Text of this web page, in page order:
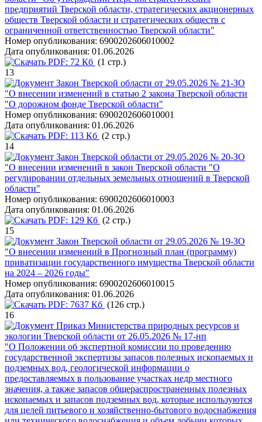
предприятий Тверской области, стратегических акционерных
обществ Тверской области и стратегических обществ с
ограниченной ответственностью Тверской области"
Номер опубликования: 6900202606010002
Дата опубликования: 01.06.2026
PDF: 72 Кб (1 стр.)
13
Закон Тверской области от 29.05.2026 № 21-ЗО
"О внесении изменений в статью 2 закона Тверской области
"О дорожном фонде Тверской области"
Номер опубликования: 6900202606010001
Дата опубликования: 01.06.2026
PDF: 113 Кб (2 стр.)
14
Закон Тверской области от 29.05.2026 № 20-ЗО
"О внесении изменений в закон Тверской области "О
регулировании отдельных земельных отношений в Тверской
области"
Номер опубликования: 6900202606010003
Дата опубликования: 01.06.2026
PDF: 129 Кб (2 стр.)
15
Закон Тверской области от 29.05.2026 № 19-ЗО
"О внесении изменений в Прогнозный план (программу)
приватизации государственного имущества Тверской области
на 2024 – 2026 годы"
Номер опубликования: 6900202606010015
Дата опубликования: 01.06.2026
PDF: 7637 Кб (126 стр.)
16
Приказ Министерства природных ресурсов и
экологии Тверской области от 26.05.2026 № 17-нп
"О Положении об экспертной комиссии по проведению
государственной экспертизы запасов полезных ископаемых и
подземных вод, геологической информации о
предоставляемых в пользование участках недр местного
значения, а также запасов общераспространенных полезных
ископаемых и запасов подземных вод, которые используются
для целей питьевого и хозяйственно-бытового водоснабжения